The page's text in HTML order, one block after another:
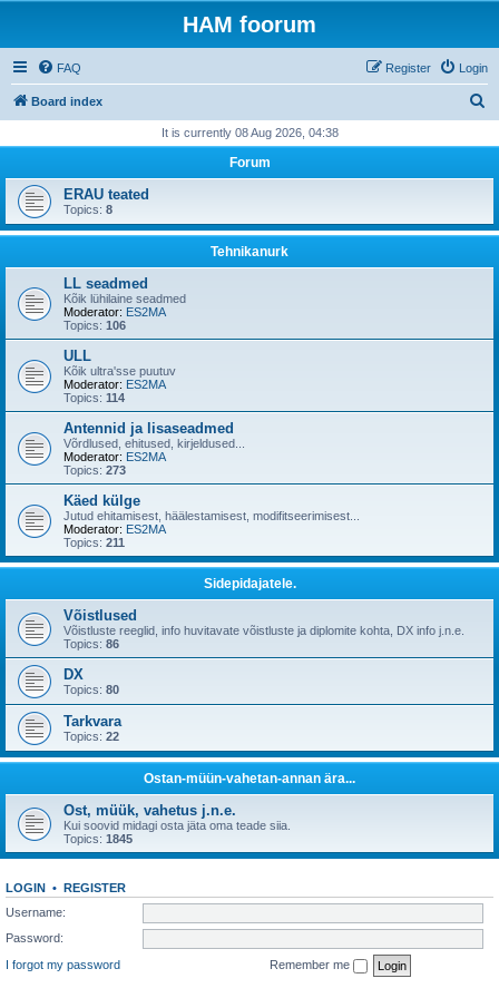
HAM foorum
FAQ Login
Register
Board index
r
h
It is currently 08 Aug 2026, 04:38
Forum
ERAU teated
Topics: 8
Tehnikanurk
LL seadmed
Kõik lühilaine seadmed
Moderator: ES2MA
Topics: 106
ULL
Kõik ultra'sse puutuv
Moderator: ES2MA
Topics: 114
Antennid ja lisaseadmed
Võrdlused, ehitused, kirjeldused...
Moderator: ES2MA
Topics: 273
Käed külge
Jutud ehitamisest, häälestamisest, modifitseerimisest...
Moderator: ES2MA
Topics: 211
Sidepidajatele.
Võistlused
Võistluste reeglid, info huvitavate võistluste ja diplomite kohta, DX info j.n.e.
Topics: 86
DX
Topics: 80
Tarkvara
Topics: 22
Ostan-müün-vahetan-annan ära...
Ost, müük, vahetus j.n.e.
Kui soovid midagi osta jäta oma teade siia.
Topics: 1845
LOGIN • REGISTER
Username:
Password:
I forgot my password
Remember me